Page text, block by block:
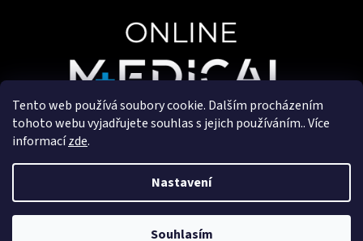
Tento web používá soubory cookie. Dalším procházením
tohoto webu vyjadřujete souhlas s jejich používáním.. Více
informacízde.
Nastavení
Souhlasím
Copyright 2025OnlineMedical.cz. Všechna práva
Vytvořil a marketingově zajišťuje